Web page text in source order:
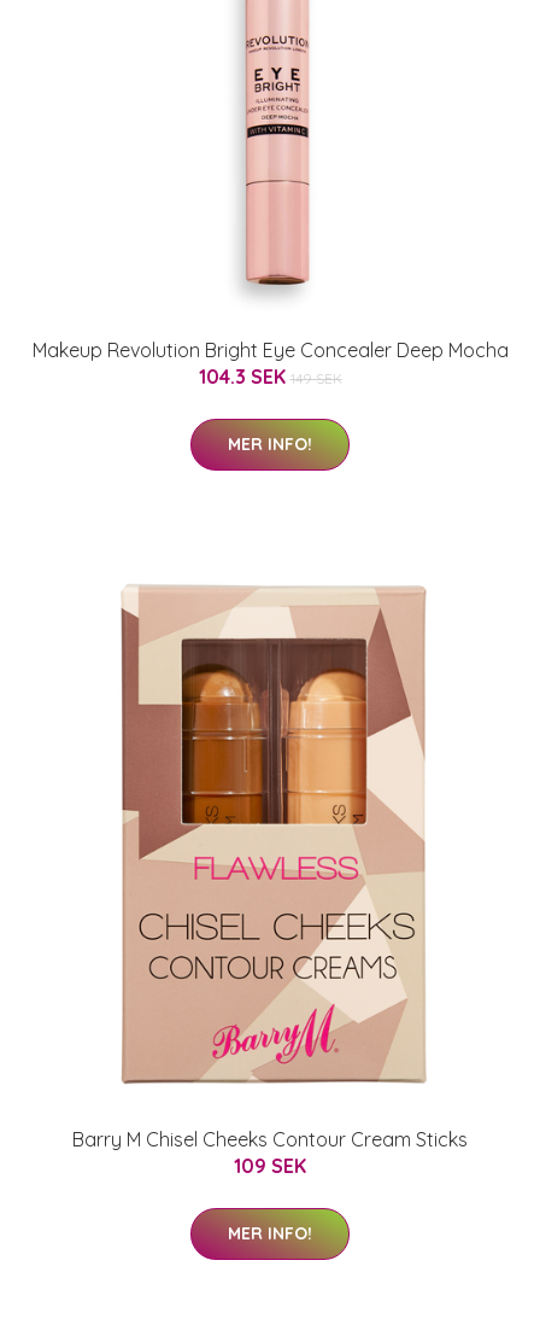
Makeup Revolution Bright Eye Concealer Deep Mocha
104.3 SEK 149 SEK
MER INFO!
Barry M Chisel Cheeks Contour Cream Sticks
109 SEK
MER INFO!